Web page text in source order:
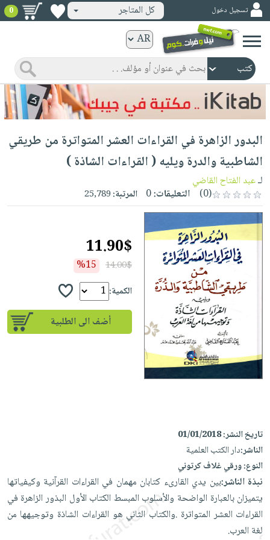
ورقية
المواضيع
صدر
حديثاً
الأكثر
مبيعاً
جوائز
شحن
مخفض
عروض
خاصة
صفحات
مشوقة
إختياراتنا
أكاديمية
صندوق
القراءة
English
كتب
الكترونية
الرئيسية
صدر
حديثاً
الأكثر
مبيعاً
كتب
مجانية
iKitab
أسئلة
يتكرر
Android
تحميل
iKitab
على
Apple
كتب
صوتية
الصفحة
الرئيسية
masmu3
بلا
حدود
أسئلة
يتكرر
تحميل
masmu3
على
Android
على
Apple
أطفال
وناشئة
الصفحة
الرئيسية
المواضيع
الأكثر
وسائل
تعليمية
صندوق
وسائل
والعناية
الشخصية
جديد
الشخصية
العناية
وتصفيف
الشعر
العناية
بالجسم
والسفرة
جديد
الكل
أواني
الطهي
أدوات
متجر
الهدايا
أقسام
تسجيل دخول كل المتاجر 0
البدور الزاهرة في القراءات العشر المتواترة من طريقي
الشاطبية والدرة ويليه ( القراءات الشاذة )
لـعبد الفتاح القاضي
(0)
التعليقات:0 المرتبة:25,789
11.90$
14.00$
%15
الكمية:
أضف الى الطلبية
تاريخ النشر:01/01/2018
الناشر:دار الكتب العلمية
النوع:ورقي غلاف كرتوني
نبذة الناشر:بين يدي القارىء كتابان مهمان في القراءات القرآنية وكيفياتها
يتميزان بالعبارة الواضحة والأسلوب المبسط الكتاب الأول البذور الزاهرة في
القراءات العشر المتواترة .والكتاب الثاني هو القراءات الشاذة وتوجيهها من
لغة العرب.